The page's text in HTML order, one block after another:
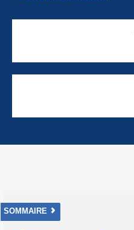
SOMMAIRE